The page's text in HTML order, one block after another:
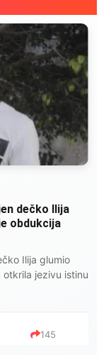
dečko Ilija
obdukcija
Ilija glumio
jezivu istinu
145